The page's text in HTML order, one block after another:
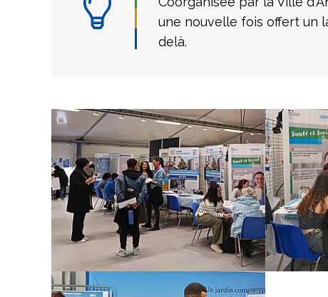
une nouvelle fois offert un
delà.